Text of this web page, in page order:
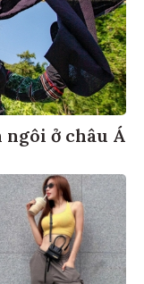
ở châu Á